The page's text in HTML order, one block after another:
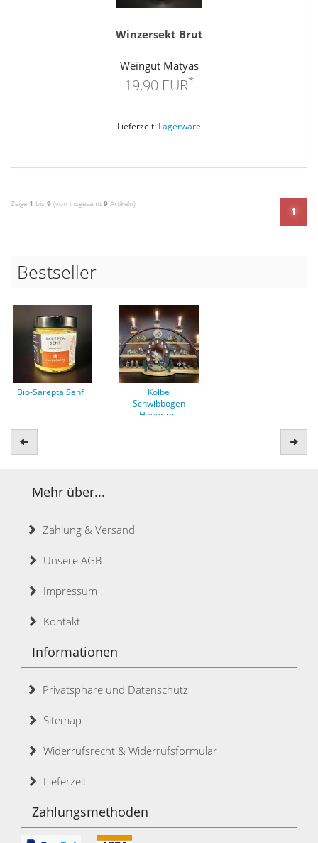
Winzersekt Brut
Weingut Matyas
19,90 EUR*
Lieferzeit: Lagerware
Zeige 1 bis 9 (von insgesamt 9 Artikeln)
1
Bestseller
Bio-Sarepta Senf
Kolbe
Schwibbogen
Hauer mit
Zurück
Mehr über...
Zahlung & Versand
Unsere AGB
Impressum
Kontakt
Informationen
Privatsphäre und Datenschutz
Sitemap
Widerrufsrecht & Widerrufsformular
Lieferzeit
Zahlungsmethoden